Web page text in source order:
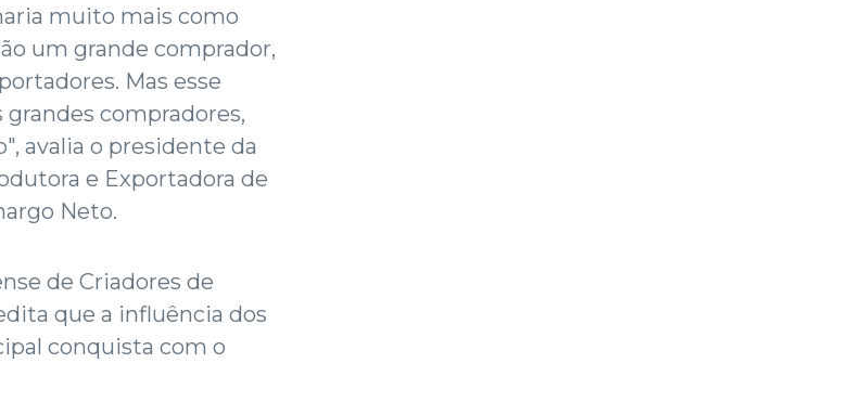
muito mais como
um grande comprador,
Mas esse
compradores,
avalia o presidente da
e Exportadora de
Neto.
de Criadores de
que a influência dos
conquista com o